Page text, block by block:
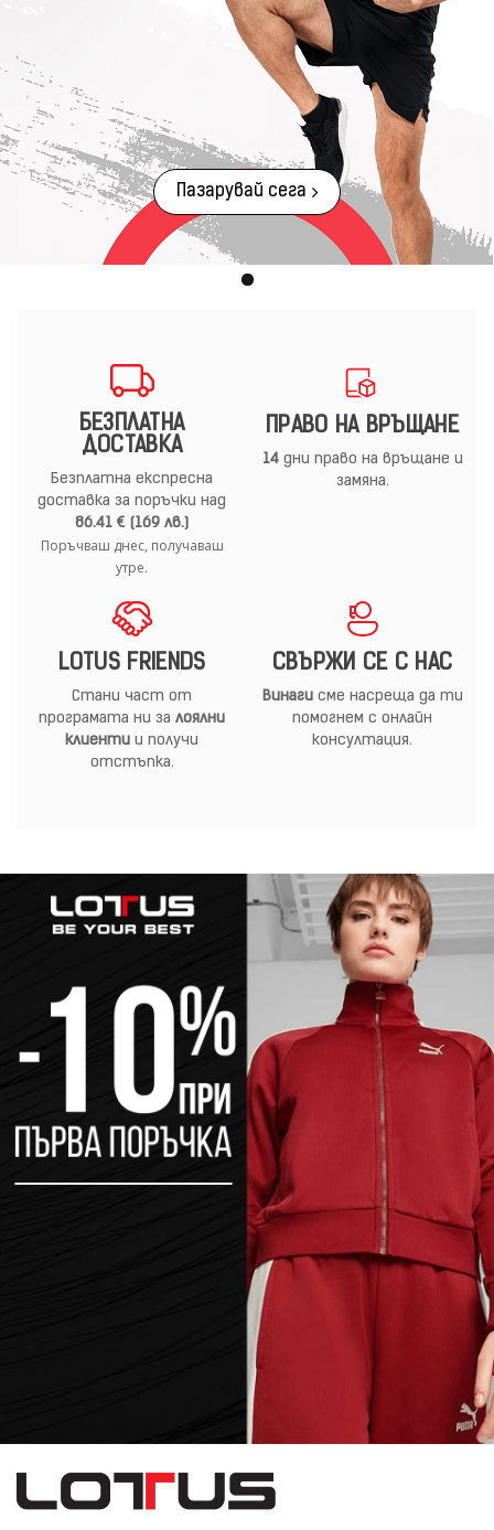
Пазарувай сега
БЕЗПЛАТНА
ДОСТАВКА
Безплатна експресна
доставка за поръчки над
86.41 € (169 лв.)
Поръчваш днес, получаваш
утре.
ПРАВО НА ВРЪЩАНЕ
14дни право на връщане и
замяна.
LOTUS FRIENDS
Стани част от
програмата ни за лоялни
клиенти и получи
отстъпка.
СВЪРЖИ СЕ С НАС
Винагисме насреща да ти
помогнем с онлайн
консултация.